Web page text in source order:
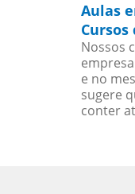
Aulas
Nossos
e no
sugere
conter